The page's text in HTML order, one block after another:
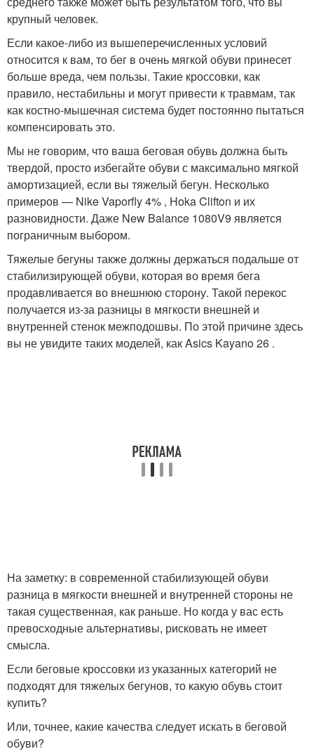
крупный человек.
Если какое-либо из вышеперечисленных условий
относится к вам, то бег в очень мягкой обуви принесет
больше вреда, чем пользы. Такие кроссовки, как
правило, нестабильны и могут привести к травмам, так
как костно-мышечная система будет постоянно пытаться
компенсировать это.
Мы не говорим, что ваша беговая обувь должна быть
твердой, просто избегайте обуви с максимально мягкой
амортизацией, если вы тяжелый бегун. Несколько
примеров — Nike Vaporfly 4% , Hoka Clifton и их
разновидности. Даже New Balance 1080V9 является
пограничным выбором.
Тяжелые бегуны также должны держаться подальше от
стабилизирующей обуви, которая во время бега
продавливается во внешнюю сторону. Такой перекос
получается из-за разницы в мягкости внешней и
внутренней стенок межподошвы. По этой причине здесь
вы не увидите таких моделей, как Asics Kayano 26 .
На заметку: в современной стабилизующей обуви
разница в мягкости внешней и внутренней стороны не
такая существенная, как раньше. Но когда у вас есть
превосходные альтернативы, рисковать не имеет
смысла.
Если беговые кроссовки из указанных категорий не
подходят для тяжелых бегунов, то какую обувь стоит
купить?
Или, точнее, какие качества следует искать в беговой
обуви?